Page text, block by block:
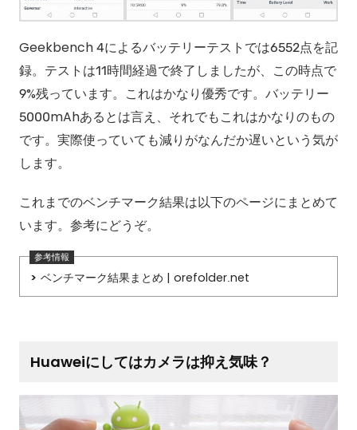
Geekbench 4によるバッテリーテストでは6552点を記
録。テストは11時間経過で終了しましたが、この時点で
9%残っています。これはかなり優秀です。バッテリー
5000mAhあるとは言え、それでもこれはかなりのもの
です。実際使っていても減りがなんだか遅いという気が
します。
これまでのベンチマーク結果は以下のページにまとめて
います。参考にどうぞ。
ベンチマーク結果まとめ | orefolder.net
Huaweiにしてはカメラは抑え気味？